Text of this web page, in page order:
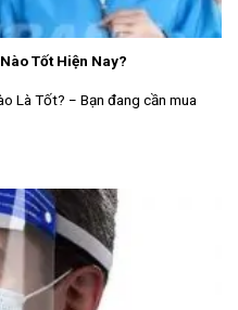
Tốt Hiện Nay?
Là Tốt? − Bạn đang cần mua